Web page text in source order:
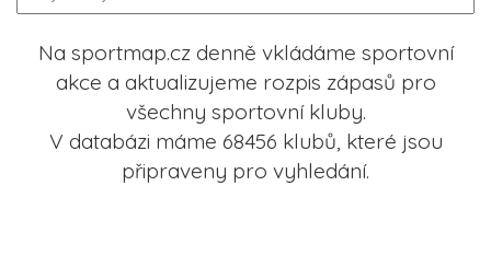
Na sportmap.cz denně vkládáme sportovní
akce a aktualizujeme rozpis zápasů pro
všechny sportovní kluby.
V databázi máme 68456 klubů, které jsou
připraveny pro vyhledání.